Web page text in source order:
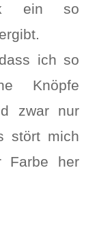
ein so
ich so
Knöpfe
zwar nur
stört mich
Farbe her